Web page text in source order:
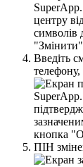
Введіть с
телефону,
ПІН зміне